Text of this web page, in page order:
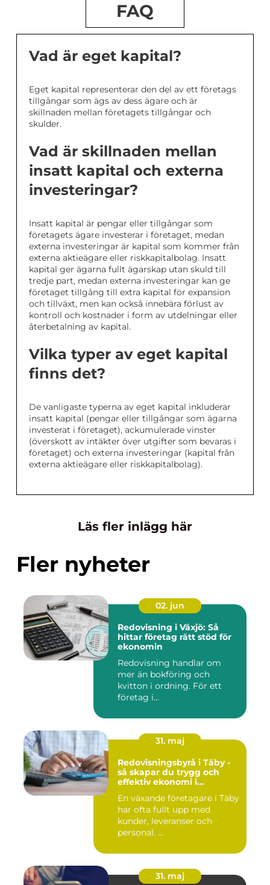
FAQ
Vad är eget kapital?
Eget kapital representerar den del av ett företags
tillgångar som ägs av dess ägare och är
skillnaden mellan företagets tillgångar och
skulder.
Vad är skillnaden mellan
insatt kapital och externa
investeringar?
Insatt kapital är pengar eller tillgångar som
företagets ägare investerar i företaget, medan
externa investeringar är kapital som kommer från
externa aktieägare eller riskkapitalbolag. Insatt
kapital ger ägarna fullt ägarskap utan skuld till
tredje part, medan externa investeringar kan ge
företaget tillgång till extra kapital för expansion
och tillväxt, men kan också innebära förlust av
kontroll och kostnader i form av utdelningar eller
återbetalning av kapital.
Vilka typer av eget kapital
finns det?
De vanligaste typerna av eget kapital inkluderar
insatt kapital (pengar eller tillgångar som ägarna
investerat i företaget), ackumulerade vinster
(överskott av intäkter över utgifter som bevaras i
företaget) och externa investeringar (kapital från
externa aktieägare eller riskkapitalbolag).
Läs fler inlägg här
Fler nyheter
02. jun
Redovisning i Växjö: Så
hittar företag rätt stöd för
ekonomin
Redovisning handlar om
mer än bokföring och
kvitton i ordning. För ett
företag i...
31. maj
Redovisningsbyrå i Täby -
så skapar du trygg och
effektiv ekonomi i
En växande företagare i Täby
har ofta fullt upp med
kunder, leveranser och
personal. ...
31. maj